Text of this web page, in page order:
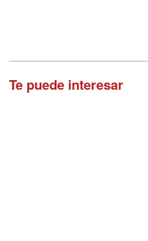
Te puede interesar